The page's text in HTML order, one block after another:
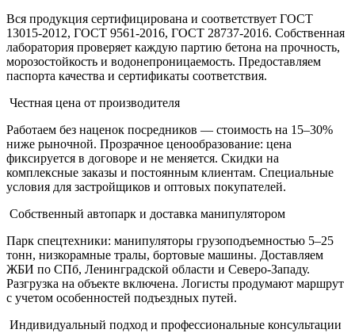
Вся продукция сертифицирована и соответствует ГОСТ
13015-2012, ГОСТ 9561-2016, ГОСТ 28737-2016. Собственная
лаборатория проверяет каждую партию бетона на прочность,
морозостойкость и водонепроницаемость. Предоставляем
паспорта качества и сертификаты соответствия.
Честная цена от производителя
Работаем без наценок посредников — стоимость на 15–30%
ниже рыночной. Прозрачное ценообразование: цена
фиксируется в договоре и не меняется. Скидки на
комплексные заказы и постоянным клиентам. Специальные
условия для застройщиков и оптовых покупателей.
Собственный автопарк и доставка манипулятором
Парк спецтехники: манипуляторы грузоподъемностью 5–25
тонн, низкорамные тралы, бортовые машины. Доставляем
ЖБИ по СПб, Ленинградской области и Северо-Западу.
Разгрузка на объекте включена. Логисты продумают маршрут
с учетом особенностей подъездных путей.
Индивидуальный подход и профессиональные консультации